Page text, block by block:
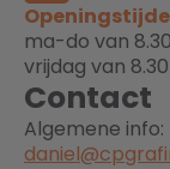
ma-do van
vrijdag van
Contact
Algemene info: